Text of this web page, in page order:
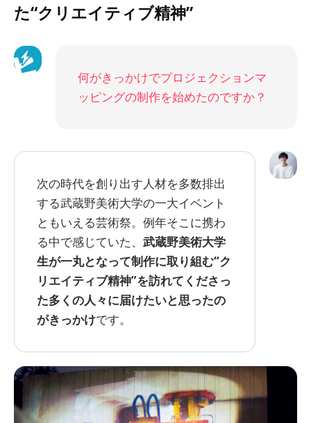
た“クリエイティブ精神”
何がきっかけでプロジェクションマ
ッピングの制作を始めたのですか？
次の時代を創り出す人材を多数排出
する武蔵野美術大学の一大イベント
ともいえる芸術祭。例年そこに携わ
る中で感じていた、 武蔵野美術大学
生が一丸となって制作に取り組む“ク
リエイティブ精神”を訪れてくださっ
た多くの人々に届けたいと思ったの
がきっかけです。